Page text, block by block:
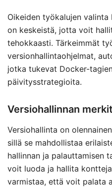
Oikeiden työkalujen
on keskeistä, jotta voit
tehokkaasti. Tärkeimmät
versionhallintaohjelmat,
jotka tukevat Docker-
päivitysstrategioita.
Versiohallinnan
Versiohallinta on
sillä se mahdollistaa
hallinnan ja palauttamisen
voit luoda ja hallita
varmistaa, että voit palata